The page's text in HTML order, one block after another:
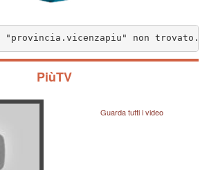
"provincia.vicenzapiu" non trovato..
PiùTV
Guarda tutti i video